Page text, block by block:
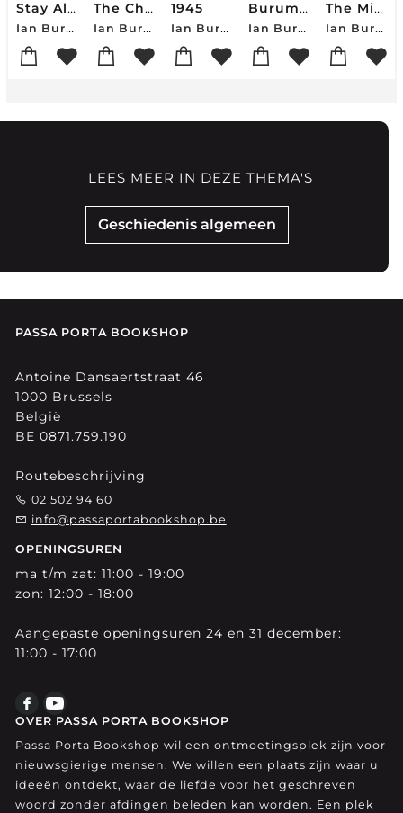
Stay Alive
Ian Buruma
The Churchill Complex
Ian Buruma
1945
Ian Buruma
Buruma, I: Stay Alive
Ian Buruma
The Missionary and the Libertine
Ian Buruma
Geschiedenis algemeen
LEES MEER IN DEZE THEMA'S
PASSA PORTA BOOKSHOP
Antoine Dansaertstraat 46
1000 Brussels
België
BE 0871.759.190
Routebeschrijving
02 502 94 60
info@passaportabookshop.be
OPENINGSUREN
ma t/m zat: 11:00 - 19:00
zon: 12:00 - 18:00
Aangepaste openingsuren 24 en 31 december:
11:00 - 17:00
OVER PASSA PORTA BOOKSHOP
Passa Porta Bookshop wil een ontmoetingsplek zijn voor
nieuwsgierige mensen. We willen een plaats zijn waar u
ideeën ontdekt, waar de liefde voor het geschreven
woord zonder afdingen beleden kan worden. Een plek